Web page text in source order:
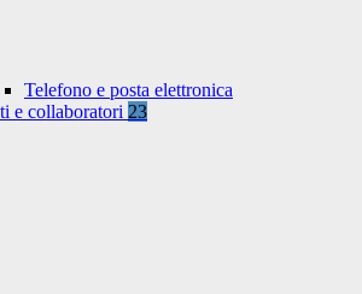
Telefono e posta elettronica
e collaboratori 23